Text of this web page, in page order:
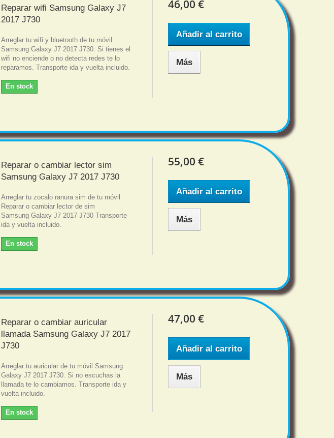
Reparar wifi Samsung Galaxy J7
2017 J730
Arreglar tu wifi y bluetooth de tu móvil
Samsung Galaxy J7 2017 J730. Si tienes el
wifi no enciende o no detecta redes te lo
reparamos. Transporte ida y vuelta incluido.
En stock
46,00 €
Añadir al carrito
Más
Reparar o cambiar lector sim
Samsung Galaxy J7 2017 J730
Arreglar tu zocalo ranura sim de tu móvil
Reparar o cambiar lector de sim
Samsung Galaxy J7 2017 J730 Transporte
ida y vuelta incluido.
En stock
55,00 €
Añadir al carrito
Más
Reparar o cambiar auricular
llamada Samsung Galaxy J7 2017
J730
Arreglar tu auricular de tu móvil Samsung
Galaxy J7 2017 J730. Si no escuchas la
llamada te lo cambiamos. Transporte ida y
vuelta incluido.
En stock
47,00 €
Añadir al carrito
Más